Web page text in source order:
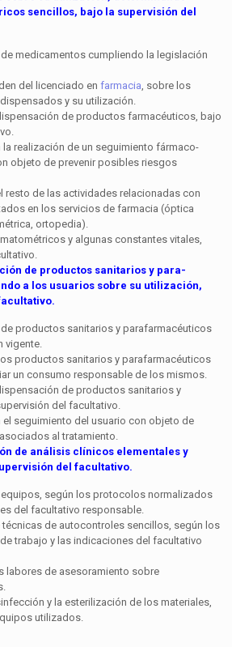
sencillos, bajo la supervisión del
medicamentos cumpliendo la legislación
del licenciado en farmacia, sobre los
y su utili­zación.
de productos far­macéuticos, bajo
realización de un seguimien­to fármaco-
objeto de preve­nir posibles riesgos
resto de las actividades rela­cionadas con
en los servi­cios de farmacia (óptica
ortopedia).
y algunas cons­tantes vitales,
de productos sanitarios y para­
a los usuarios sobre su utiliza­ción,
productos sanitarios y para­farmacéuticos
vigente.
productos sanitarios y pa­rafarmacéuticos
un consumo responsable de los mismos.
de productos sa­nitarios y
del facul­tativo.
seguimiento del usuario con objeto de
al trata­miento.
de análisis clínicos elementales y
del facultativo.
según los protocolos normalizados
del facultativo responsable.
de autocontroles sen­cillos, según los
trabajo y las indicaciones del facultativo
labores de asesoramiento so­bre
y la esterilización de los materiales,
utilizados.